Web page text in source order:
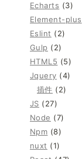
Echarts (3)
Element-plus
Eslint (2)
Gulp (2)
HTML5 (5)
Jquery (4)
插件 (2)
JS (27)
Node (7)
Npm (8)
nuxt (1)